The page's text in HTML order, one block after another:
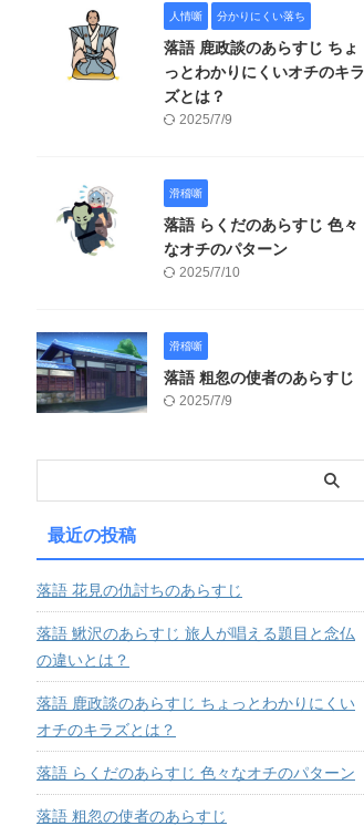
人情噺 分かりにくい落ち
落語 鹿政談のあらすじ ちょ
っとわかりにくいオチのキラ
ズとは？
2025/7/9
滑稽噺
落語 らくだのあらすじ 色々
なオチのパターン
2025/7/10
滑稽噺
落語 粗忽の使者のあらすじ
2025/7/9
最近の投稿
落語 花見の仇討ちのあらすじ
落語 鰍沢のあらすじ 旅人が唱える題目と念仏
の違いとは？
落語 鹿政談のあらすじ ちょっとわかりにくい
オチのキラズとは？
落語 らくだのあらすじ 色々なオチのパターン
落語 粗忽の使者のあらすじ